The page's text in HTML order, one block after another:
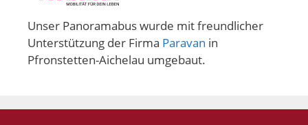
Unser Panoramabus wurde mit freundlicher
Unterstützung der Firma Paravan in
Pfronstetten-Aichelau umgebaut.